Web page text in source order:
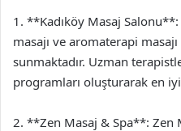
1. **Kadıköy Masaj
masajı ve aromaterapi
sunmaktadır. Uzman
programları oluşturarak en
2. **Zen Masaj & Spa**: Zen